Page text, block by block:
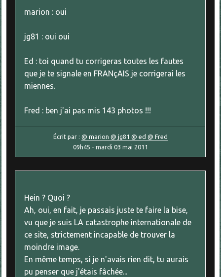
marion : oui
jg81 : oui oui
Ed : toi quand tu corrigeras toutes les fautes
que je te signale en FRANçAIS je corrigerai les
miennes.
Fred : ben j'ai pas mis 143 photos !!!
Écrit par : @ marion @ jg81 @ ed @ Fred
09h45 - mardi 03 mai 2011
Hein ? Quoi ?
Ah, oui, en fait, je passais juste te faire la bise,
vu que je suis LA catastrophe internationale de
ce site, strictement incapable de trouver la
moindre image.
En même temps, si je n'avais rien dit, tu aurais
pu penser que j'étais fâchée...